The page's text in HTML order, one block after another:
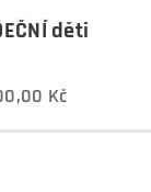
děti
Kč